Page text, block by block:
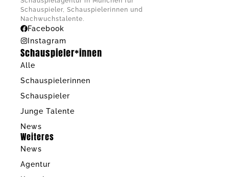
Schauspieler, Schauspielerinnen und
Nachwuchstalente.
Facebook
Instagram
Schauspieler*innen
Alle
Schauspielerinnen
Schauspieler
Junge Talente
News
Weiteres
News
Agentur